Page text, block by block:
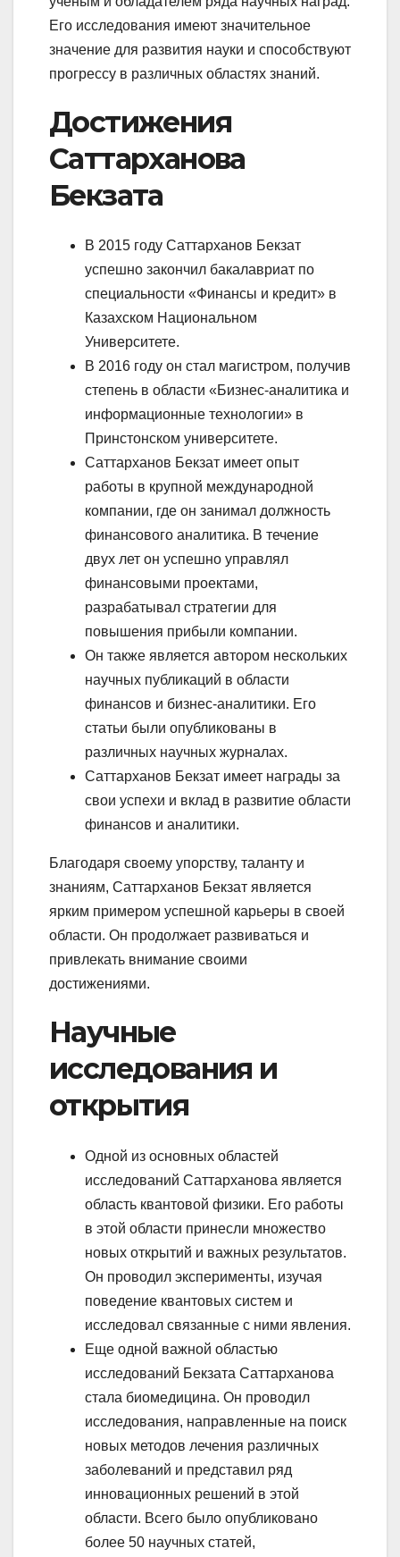
Его исследования имеют значительное
значение для развития науки и способствуют
прогрессу в различных областях знаний.
Достижения
Саттарханова
Бекзата
В 2015 году Саттарханов Бекзат
успешно закончил бакалавриат по
специальности «Финансы и кредит» в
Казахском Национальном
Университете.
В 2016 году он стал магистром, получив
степень в области «Бизнес-аналитика и
информационные технологии» в
Принстонском университете.
Саттарханов Бекзат имеет опыт
работы в крупной международной
компании, где он занимал должность
финансового аналитика. В течение
двух лет он успешно управлял
финансовыми проектами,
разрабатывал стратегии для
повышения прибыли компании.
Он также является автором нескольких
научных публикаций в области
финансов и бизнес-аналитики. Его
статьи были опубликованы в
различных научных журналах.
Саттарханов Бекзат имеет награды за
свои успехи и вклад в развитие области
финансов и аналитики.
Благодаря своему упорству, таланту и
знаниям, Саттарханов Бекзат является
ярким примером успешной карьеры в своей
области. Он продолжает развиваться и
привлекать внимание своими
достижениями.
Научные
исследования и
открытия
Одной из основных областей
исследований Саттарханова является
область квантовой физики. Его работы
в этой области принесли множество
новых открытий и важных результатов.
Он проводил эксперименты, изучая
поведение квантовых систем и
исследовал связанные с ними явления.
Еще одной важной областью
исследований Бекзата Саттарханова
стала биомедицина. Он проводил
исследования, направленные на поиск
новых методов лечения различных
заболеваний и представил ряд
инновационных решений в этой
области. Всего было опубликовано
более 50 научных статей,